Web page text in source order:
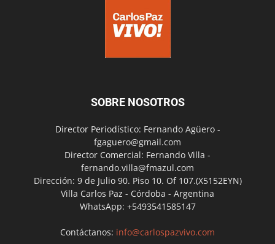
SOBRE NOSOTROS
Director Periodístico: Fernando Agüero -
fgaguero@gmail.com
Director Comercial: Fernando Villa -
fernando.villa@fmazul.com
Dirección: 9 de Julio 90. Piso 10. Of 107.(X5152EYN)
Villa Carlos Paz - Córdoba - Argentina
WhatsApp: +5493541585147
Contáctanos: info@carlospazvivo.com